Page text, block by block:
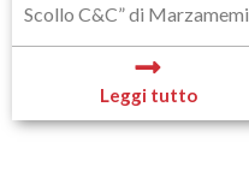
Scollo C&C” di Marzamemi
Leggi tutto